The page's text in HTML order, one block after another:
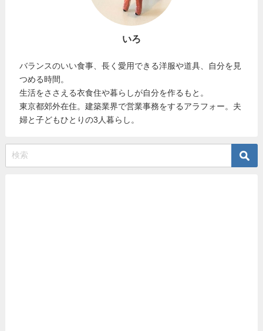
いろ
バランスのいい食事、長く愛用できる洋服や道具、自分を見
つめる時間。
生活をささえる衣食住や暮らしが自分を作るもと。
東京都郊外在住。建築業界で営業事務をするアラフォー。夫
婦と子どもひとりの3人暮らし。